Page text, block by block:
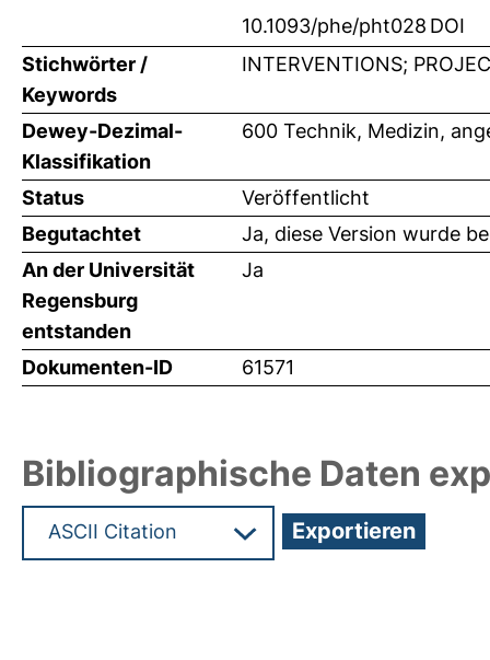
10.1093/phe/pht028 DOI
Stichwörter /
Keywords
INTERVENTIONS;
Dewey-Dezimal-
Klassifikation
600 Technik, Medizin,
Status
Veröffentlicht
Begutachtet
Ja, diese Version wurde
An der Universität
Regensburg
entstanden
Ja
Dokumenten-ID 61571
Bibliographische Daten